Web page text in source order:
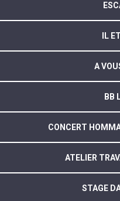
IL
A
BB
CONCERT
ATELIER
STAGE